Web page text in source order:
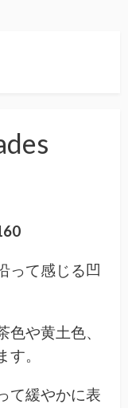
って感じる凹
や黄土色、
。
て緩やかに表